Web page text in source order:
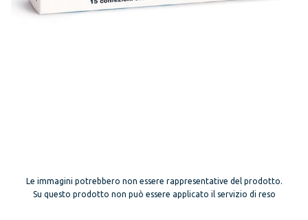
Le immagini potrebbero non essere rappresentative del prodotto.
Su questo prodotto non può essere applicato il servizio di reso